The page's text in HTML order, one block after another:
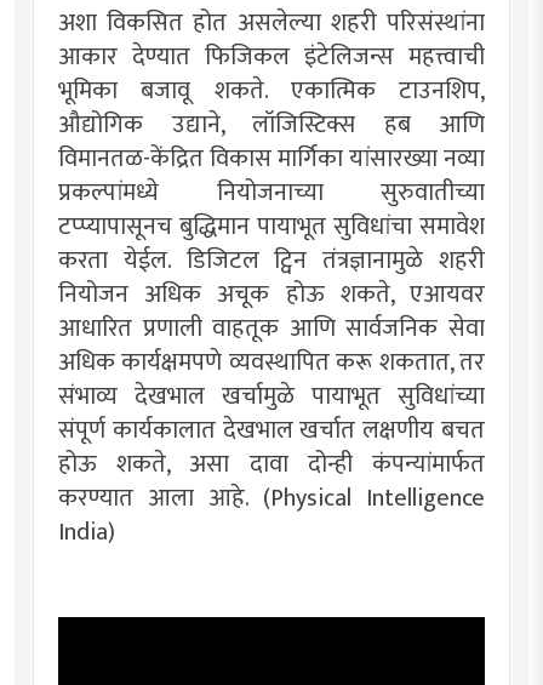
अशा विकसित होत असलेल्या शहरी परिसंस्थांना
आकार देण्यात फिजिकल इंटेलिजन्स महत्त्वाची
भूमिका बजावू शकते. एकात्मिक टाउनशिप,
औद्योगिक उद्याने, लॉजिस्टिक्स हब आणि
विमानतळ-केंद्रित विकास मार्गिका यांसारख्या नव्या
प्रकल्पांमध्ये नियोजनाच्या सुरुवातीच्या
टप्प्यापासूनच बुद्धिमान पायाभूत सुविधांचा समावेश
करता येईल. डिजिटल ट्विन तंत्रज्ञानामुळे शहरी
नियोजन अधिक अचूक होऊ शकते, एआयवर
आधारित प्रणाली वाहतूक आणि सार्वजनिक सेवा
अधिक कार्यक्षमपणे व्यवस्थापित करू शकतात, तर
संभाव्य देखभाल खर्चामुळे पायाभूत सुविधांच्या
संपूर्ण कार्यकालात देखभाल खर्चात लक्षणीय बचत
होऊ शकते, असा दावा दोन्ही कंपन्यांमार्फत
करण्यात आला आहे. (Physical Intelligence
India)